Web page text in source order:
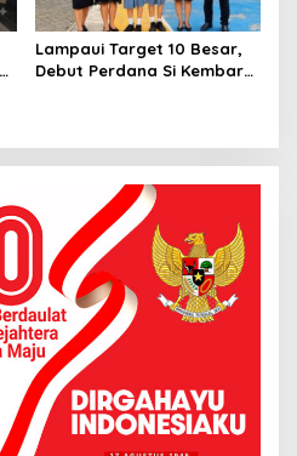
Lampaui Target 10 Besar,
Debut Perdana Si Kembar